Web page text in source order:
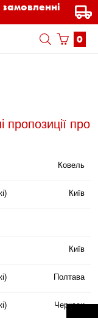
0
пропозиції про
Ковель
Київ
Київ
Полтава
Черкаси